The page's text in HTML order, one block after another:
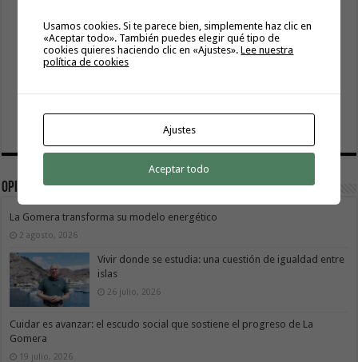
Opinión
La Gomera transforma su modelo energético
2 agosto, 2026
Vivir donde se estudia: una cuestión de igualdad entre
islas
26 julio, 2026
Cuidar es avanzar: el escudo social que sostiene el progreso de La
Gomera
19 julio, 2026
Usamos cookies. Si te parece bien, simplemente haz clic en
«Aceptar todo». También puedes elegir qué tipo de
cookies quieres haciendo clic en «Ajustes».Lee nuestra
política de cookies
Ajustes
Aceptar todo